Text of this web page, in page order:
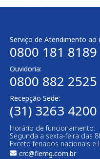
Serviço de Atendimento ao
0800 181 8189
Ouvidoria:
0800 882 2525​
Recepção Sede:
(31) 3263 4200
Horário de funcionamento:
Segunda a sexta-feira das
Exceto feriados nacionais e
crc@fiemg.com.br